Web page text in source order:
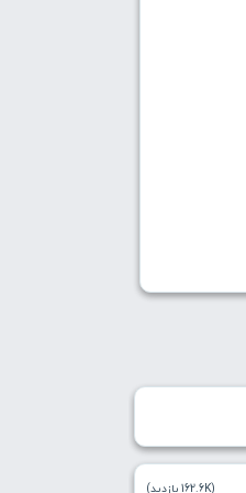
(162.6K بازدید)